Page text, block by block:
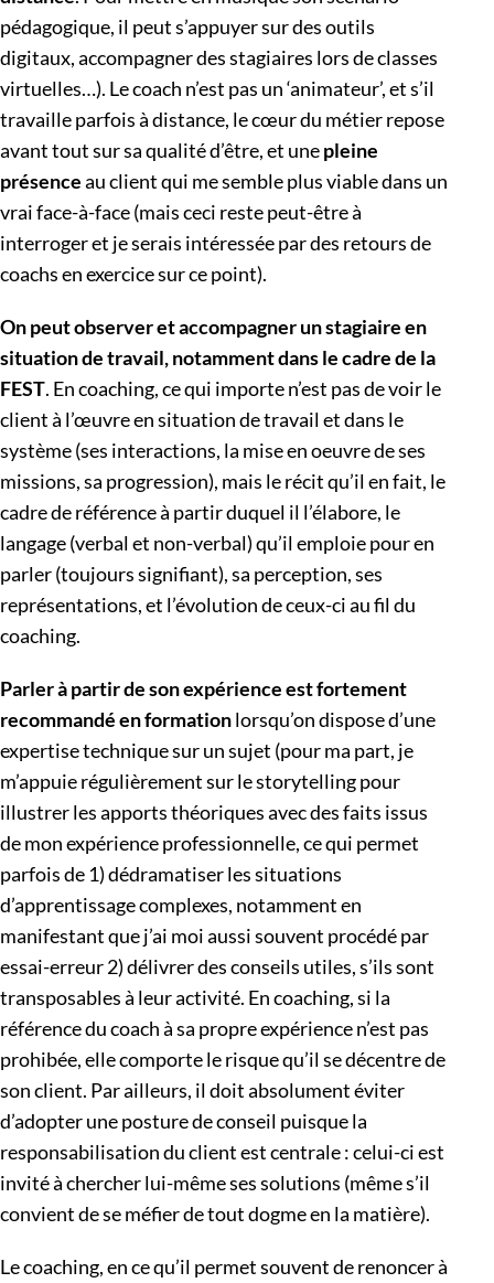
pédagogique, il peut s’appuyer sur des outils
digitaux, accompagner des stagiaires lors de classes
virtuelles…). Le coach n’est pas un ‘animateur’, et s’il
travaille parfois à distance, le cœur du métier repose
avant tout sur sa qualité d’être, et unepleine
présenceau client qui me semble plus viable dans un
vrai face-à-face (mais ceci reste peut-être à
interroger et je serais intéressée par des retours de
coachs en exercice sur ce point).
On peut observer et accompagner un stagiaire en
situation de travail, notamment dans le cadre de la
FEST. En coaching, ce qui importe n’est pas de voir le
client à l’œuvre en situation de travail et dans le
système (ses interactions, la mise en oeuvre de ses
missions, sa progression), mais le récit qu’il en fait, le
cadre de référence à partir duquel il l’élabore, le
langage (verbal et non-verbal) qu’il emploie pour en
parler (toujours signifiant), sa perception, ses
représentations, et l’évolution de ceux-ci au fil du
coaching.
Parler à partir de son expérience est fortement
recommandé en formationlorsqu’on dispose d’une
expertise technique sur un sujet (pour ma part, je
m’appuie régulièrement sur le storytelling pour
illustrer les apports théoriques avec des faits issus
de mon expérience professionnelle, ce qui permet
parfois de 1) dédramatiser les situations
d’apprentissage complexes, notamment en
manifestant que j’ai moi aussi souvent procédé par
essai-erreur 2) délivrer des conseils utiles, s’ils sont
transposables à leur activité. En coaching, si la
référence du coach à sa propre expérience n’est pas
prohibée, elle comporte le risque qu’il se décentre de
son client. Par ailleurs, il doit absolument éviter
d’adopter une posture de conseil puisque la
responsabilisation du client est centrale : celui-ci est
invité à chercher lui-même ses solutions (même s’il
convient de se méfier de tout dogme en la matière).
Le coaching, en ce qu’il permet souvent de renoncer à